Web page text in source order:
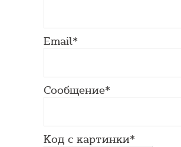
Email*
Сообщение*
Код с картинки*